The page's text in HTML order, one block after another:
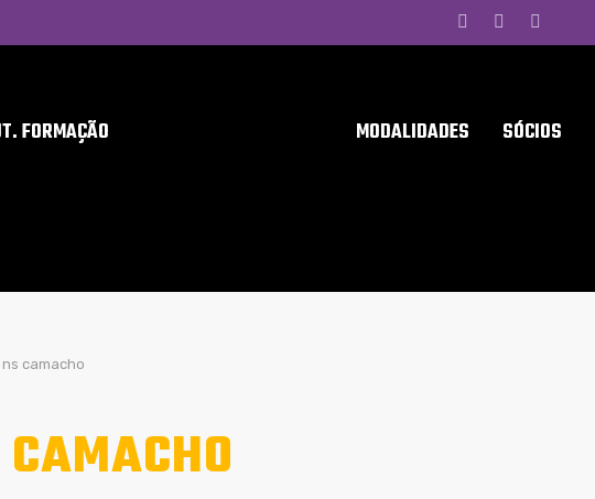
FORMAÇÃO MODALIDADES SÓCIOS
ns camacho